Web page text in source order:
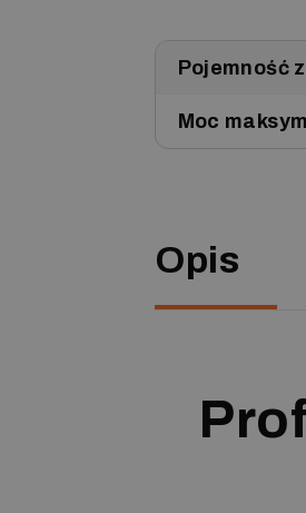
Pojemność
Moc
Opis